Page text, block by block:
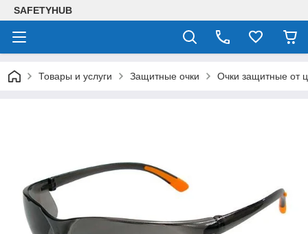
SAFETYHUB
Товары и услуги Защитные очки Очки защитные от